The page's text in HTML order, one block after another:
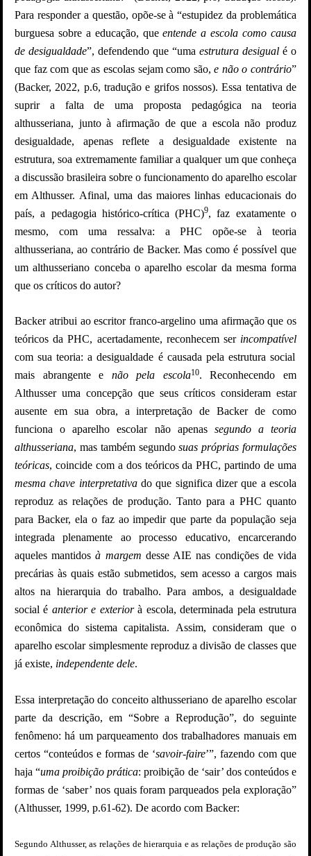
Para responder a questão, opõe-se à “estupidez da problemática
burguesa sobre a educação, queentende a escola como causa
de desigualdade”, defendendo que “uma estrutura desigual é o
que faz com que as escolas sejam como são,e não o contrário”
(Backer, 2022, p.6, tradução e grifos nossos). Essa tentativa de
suprir a falta de uma proposta pedagógica na teoria
althusseriana, junto à afirmação de que a escola não produz
desigualdade, apenas reflete a desigualdade existente na
estrutura, soa extremamente familiar a qualquer um que conheça
a discussão brasileira sobre o funcionamento do aparelho escolar
em Althusser. Afinal, uma das maiores linhas educacionais do
país, a pedagogia histórico-crítica (PHC)9, faz exatamente o
mesmo, com uma ressalva: a PHC opõe-se à teoria
althusseriana, ao contrário de Backer. Mas como é possível que
um althusseriano conceba o aparelho escolar da mesma forma
que os críticos do autor?
Backer atribui ao escritor franco-argelino uma afirmação que os
teóricos da PHC, acertadamente, reconhecem ser incompatível
com sua teoria: a desigualdade é causada pela estrutura social
mais abrangente e não pela escola10. Reconhecendo em
Althusser uma concepção que seus críticos consideram estar
ausente em sua obra, a interpretação de Backer de como
funciona o aparelho escolar não apenas segundo a teoria
althusseriana, mas também segundosuas próprias formulações
teóricas, coincide com a dos teóricos da PHC, partindo de uma
mesma chave interpretativado que significa dizer que a escola
reproduz as relações de produção. Tanto para a PHC quanto
para Backer, ela o faz ao impedir que parte da população seja
integrada plenamente ao processo educativo, encarcerando
aqueles mantidosà margem desse AIE nas condições de vida
precárias às quais estão submetidos, sem acesso a cargos mais
altos na hierarquia do trabalho. Para ambos, a desigualdade
social é anterior e exteriorà escola, determinada pela estrutura
econômica do sistema capitalista. Assim, consideram que o
aparelho escolar simplesmente reproduz a divisão de classes que
já existe, independente dele.
Essa interpretação do conceito althusseriano de aparelho escolar
parte da descrição, em “Sobre a Reprodução”, do seguinte
fenômeno: há um parqueamento dos trabalhadores manuais em
certos “conteúdos e formas de ‘savoir-faire’”, fazendo com que
haja “uma proibição prática: proibição de ‘sair’ dos conteúdos e
formas de ‘saber’ nos quais foram parqueados pela exploração”
(Althusser, 1999, p.61-62). De acordo com Backer:
Segundo Althusser, as relações de hierarquia e as relações de produção são